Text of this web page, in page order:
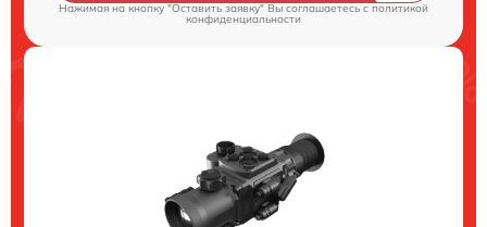
Нажимая на кнопку "Оставить заявку" Вы соглашаетесь c политикой
конфиденциальности